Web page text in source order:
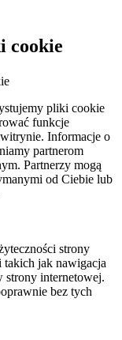
cookie
pliki cookie
funkcje
Informacje o
partnerom
Partnerzy mogą
od Ciebie lub
strony
jak nawigacja
strony internetowej.
bez tych